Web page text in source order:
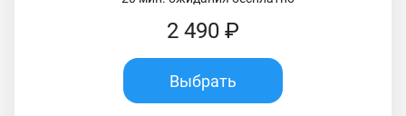
2 490 ₽
Выбрать